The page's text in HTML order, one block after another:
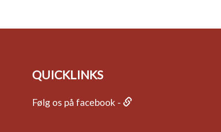
QUICKLINKS
Følg os på facebook -